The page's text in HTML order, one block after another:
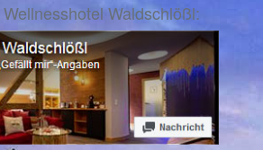
Waldschlößl: